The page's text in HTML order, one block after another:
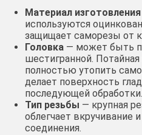
Материал изготовления
используются
защищает саморезы от
Головка — может быть
шестигранной. Потайная
полностью утопить
делает поверхность
последующей обработки.
Тип резьбы — крупная
облегчает вкручивание
соединения.